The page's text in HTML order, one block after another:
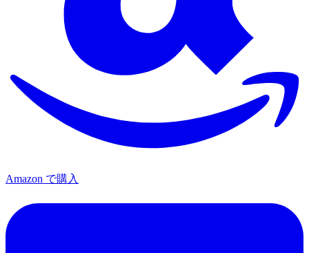
Amazon で購入